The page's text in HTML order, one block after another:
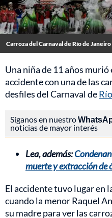
Carroza del Carnaval de Río de Janeiro
Una niña de 11 años
accidente con una de las
desfiles del Carnaval de
Síganos en nuestro
noticias de mayor interés
Lea, además:
muerte y extracción de
El accidente tuvo lugar en
cuando la menor Raquel
su madre para ver las